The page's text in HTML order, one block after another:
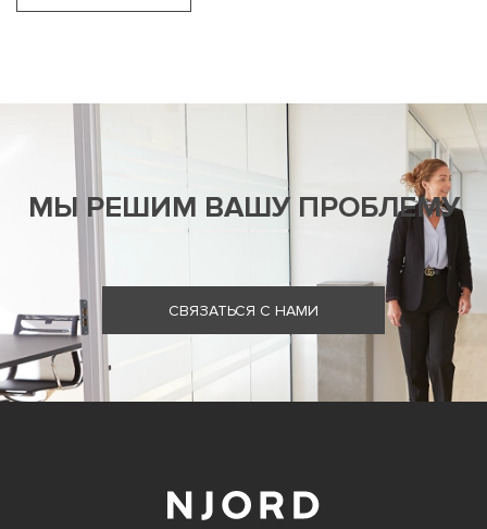
МЫ РЕШИМ ВАШУ ПРОБЛЕМУ
СВЯЗАТЬСЯ С НАМИ